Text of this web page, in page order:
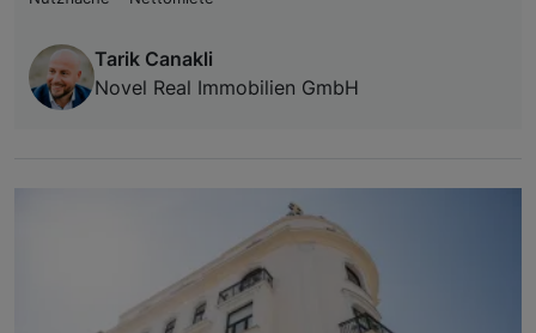
Tarik Canakli
Novel Real Immobilien GmbH